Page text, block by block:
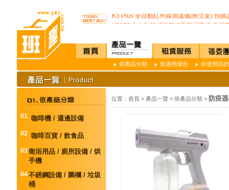
K3 Plus 全自動紅外線測溫儀(附立架) 預購
K387D全自動雙感溫酒精手部消毒機 升級
通用型防疫透明面罩10入裝
榮獲M.I.T台灣精品獎超省電的負離子節能
不再害怕上公司廁所~馬桶座墊紙讓您如廁
開咖啡店不用買咖啡機Schaerer Coffee
K3 Plus 全自動紅外線測溫儀(附立架) 預購
通用型防疫透明面罩10入裝
依產品分類 依適用場合 依使用目的
01 咖啡機 / 週邊設備
02 咖啡百貨 / 飲食品
03衛浴用品 / 廁所設備 / 烘
手機
04不銹鋼設備 / 圍欄 / 垃圾
桶
位置： 首頁> 產品一覽 > 依產品分類> 防疫